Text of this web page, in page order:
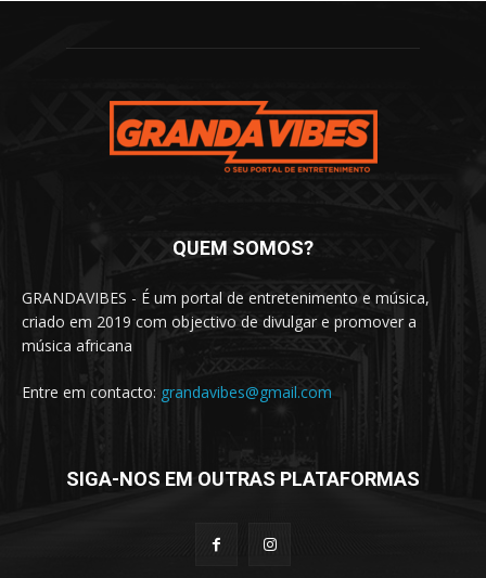
QUEM SOMOS?
GRANDAVIBES - É um portal de entretenimento e música,
criado em 2019 com objectivo de divulgar e promover a
música africana
Entre em contacto: grandavibes@gmail.com
SIGA-NOS EM OUTRAS PLATAFORMAS